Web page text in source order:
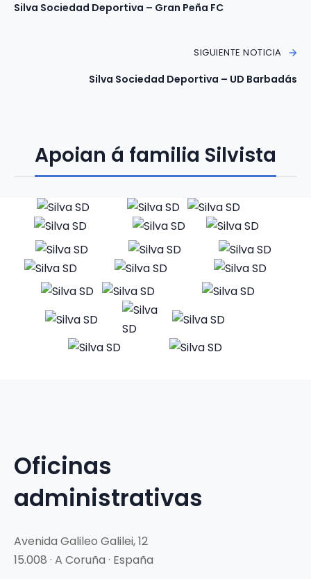
Silva Sociedad Deportiva – Gran Peña FC
SIGUIENTE NOTICIA
Silva Sociedad Deportiva – UD Barbadás
Apoian á familia Silvista
Oficinas
administrativas
Avenida Galileo Galilei, 12
15.008 · A Coruña · España